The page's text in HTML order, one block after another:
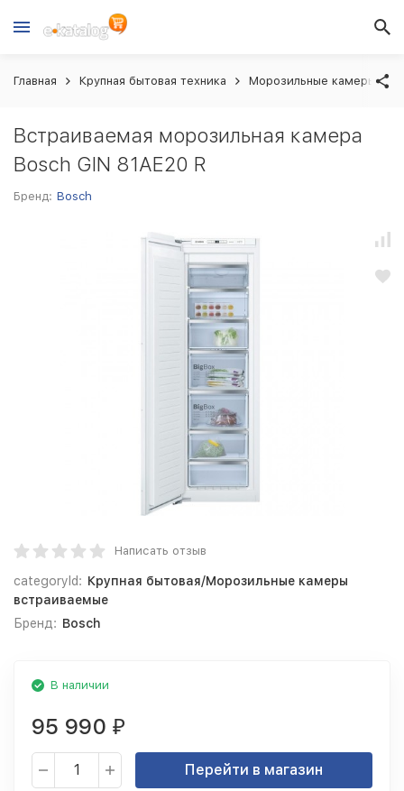
Главная Крупная бытовая техника Морозильные камеры
Встраиваемая морозильная камера
Bosch GIN 81AE20 R
Бренд: Bosch
Написать отзыв
categoryId: Крупная бытовая/Морозильные камеры
встраиваемые
Бренд: Bosch
В наличии
95 990 ₽
Перейти в магазин